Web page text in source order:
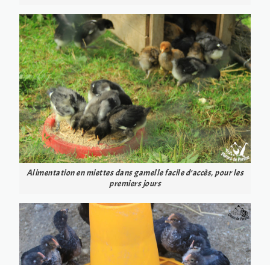
Alimentation en miettes dans gamelle facile d’accès, pour les
premiers jours